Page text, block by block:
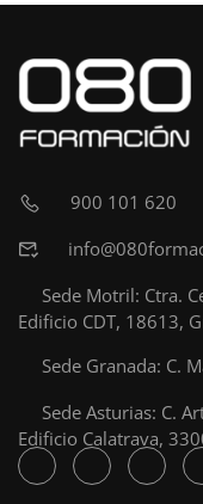
900 101 620
Sede Motril: Ctra.
Edificio CDT, 18613,
Sede Granada: C.
Sede Asturias: C.
Edificio Calatrava,